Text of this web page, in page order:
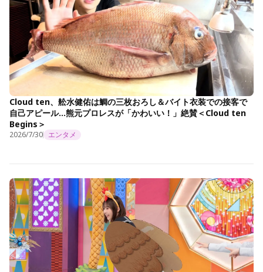
Cloud ten、舩水健佑は鯛の三枚おろし＆バイト衣装での接客で
自己アピール…熊元プロレスが「かわいい！」絶賛＜Cloud ten
Begins＞
2026/7/30 エンタメ